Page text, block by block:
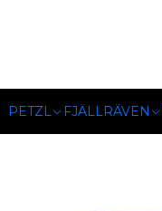
PETZL FJÄLLRÄVEN